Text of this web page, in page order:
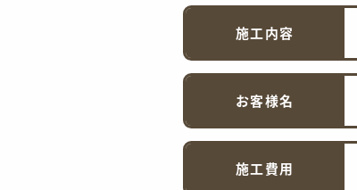
施工内容
お客様名
施工費用